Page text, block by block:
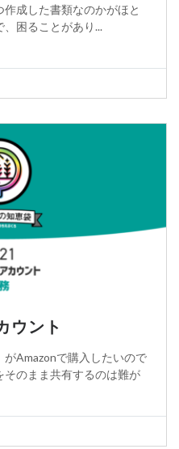
成した書類なのかがほと
困ることがあり...
ウント
Amazonで購入したいので
のまま共有するのは難が